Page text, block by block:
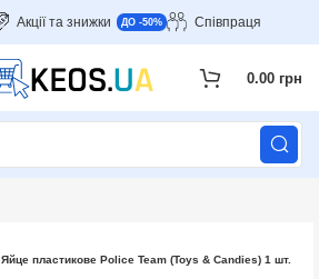
Акції та знижки ДО -50% Співпраця
0.00 грн
Яйце пластикове Police Team (Toys & Candies) 1 шт.